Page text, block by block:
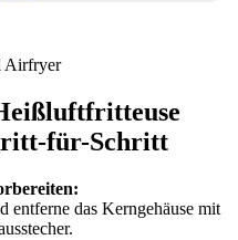
für-Schritt
entferne das Kerngehäuse mit